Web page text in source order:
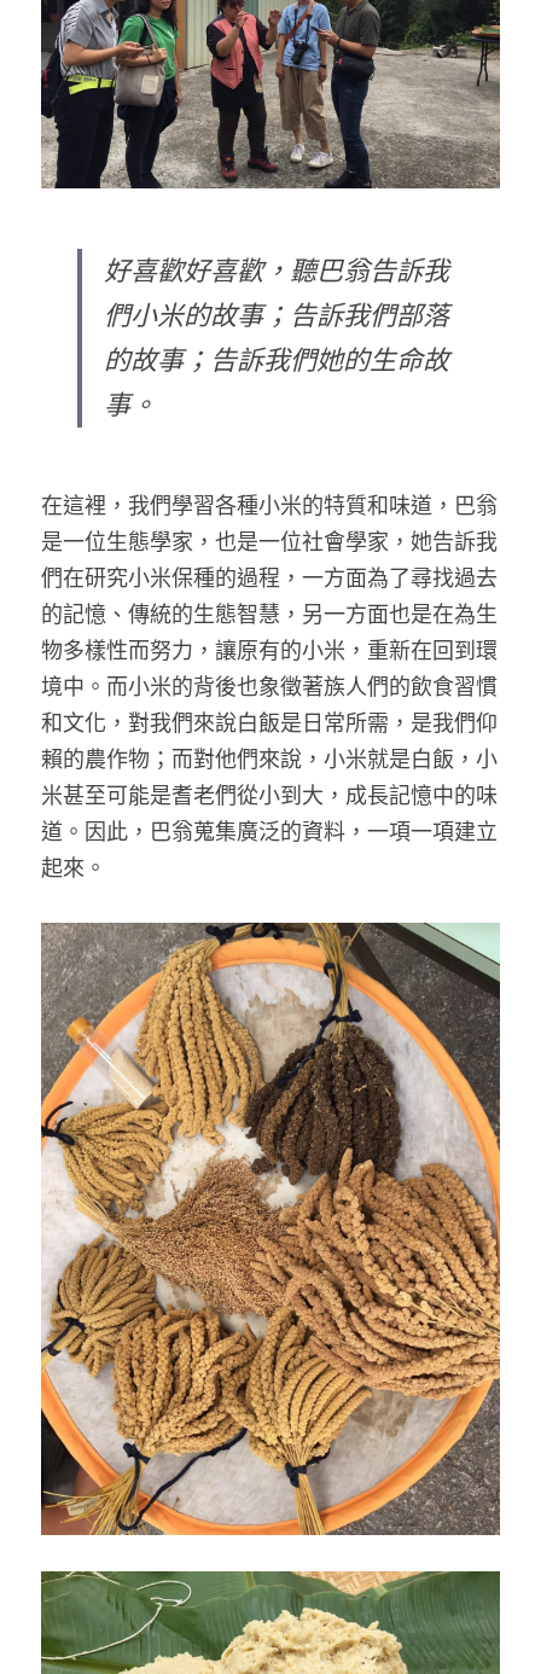
好喜歡好喜歡，聽巴翁告訴我
們小米的故事；告訴我們部落
的故事；告訴我們她的生命故
事。
在這裡，我們學習各種小米的特質和味道，巴翁
是一位生態學家，也是一位社會學家，她告訴我
們在研究小米保種的過程，一方面為了尋找過去
的記憶、傳統的生態智慧，另一方面也是在為生
物多樣性而努力，讓原有的小米，重新在回到環
境中。而小米的背後也象徵著族人們的飲食習慣
和文化，對我們來說白飯是日常所需，是我們仰
賴的農作物；而對他們來說，小米就是白飯，小
米甚至可能是耆老們從小到大，成長記憶中的味
道。因此，巴翁蒐集廣泛的資料，一項一項建立
起來。